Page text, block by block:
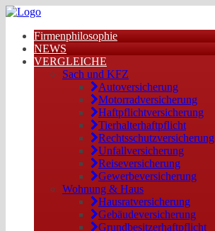
Firmenphilosophie
NEWS
VERGLEICHE
Sach und KFZ
Autoversicherung
Motorradversicherung
Haftpflichtversicherung
Tierhalterhaftpflicht
Rechtsschutzversicherung
Unfallversicherung
Reiseversicherung
Gewerbeversicherung
Wohnung & Haus
Hausratversicherung
Gebäudeversicherung
Grundbesitzerhaftpflicht